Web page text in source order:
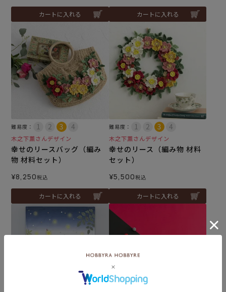
カートに入れる カートに入れる
難易度：
木之下薫さんデザイン
幸せのリースバッグ（編み
物 材料セット）
¥8,250税込
カートに入れる
難易度：
木之下薫さんデザイン
幸せのリース（編み物 材料
セット）
¥5,500税込
カートに入れる